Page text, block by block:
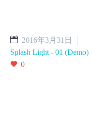
2016年3月31日
Splash Light - 01 (Demo)
0